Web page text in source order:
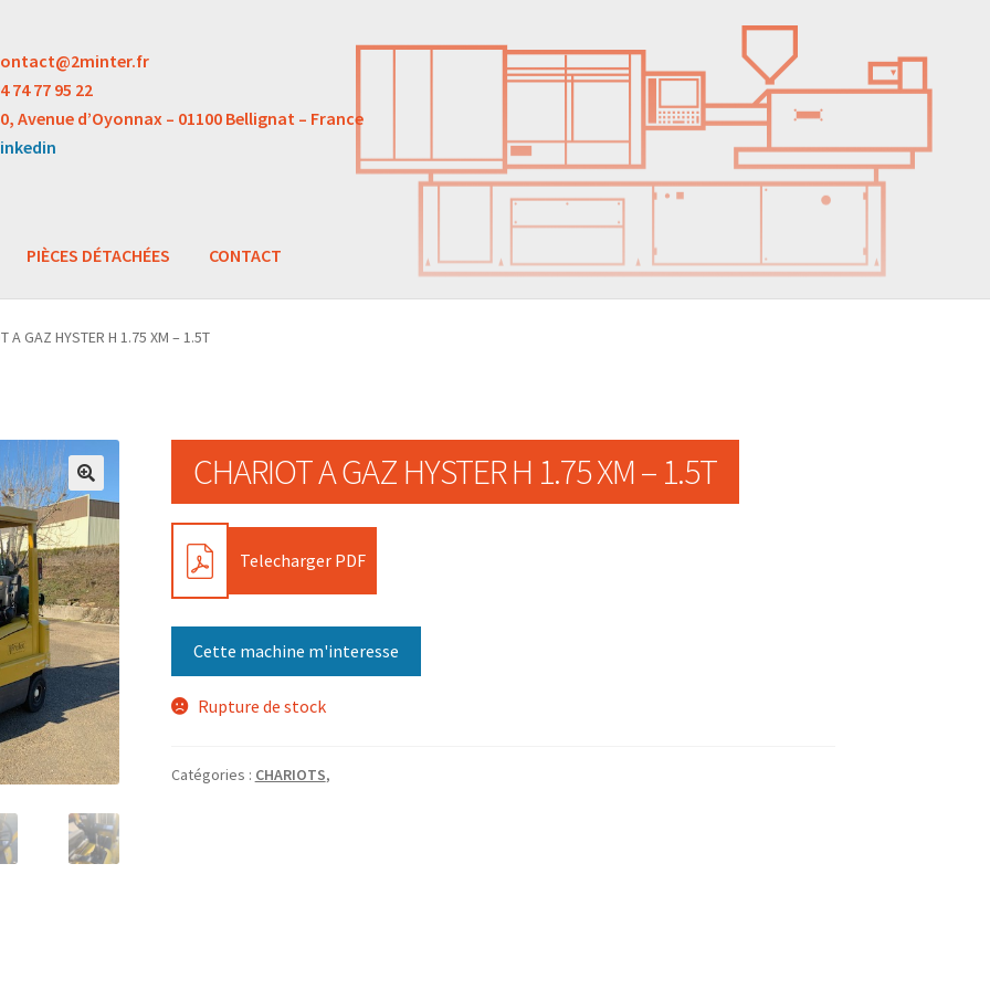
74 77 95 22
Avenue d’Oyonnax – 01100 Bellignat – France
PIÈCES DÉTACHÉES CONTACT
A GAZ HYSTER H 1.75 XM – 1.5T
CHARIOT A GAZ HYSTER H 1.75 XM – 1.5T
PDF Telecharger PDF
Cette machine m'interesse
Rupture de stock
Catégories : CHARIOTS,